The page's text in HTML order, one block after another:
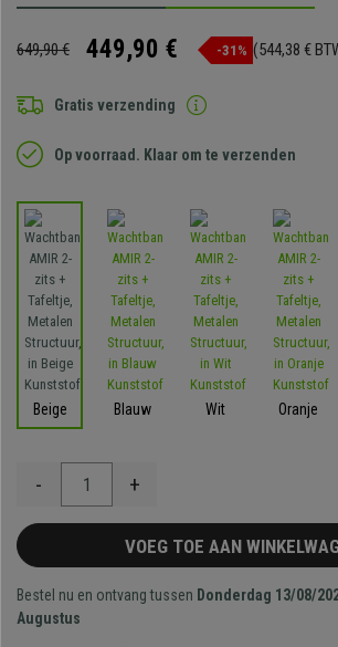
649,90 € 449,90 € -31% (544,38 €
Gratis verzending
Op voorraad. Klaar om te verzenden
Beige Blauw Wit Oranje
- +
VOEG TOE AAN
Bestel nu en ontvang tussen Donderdag 13/08/
Augustus